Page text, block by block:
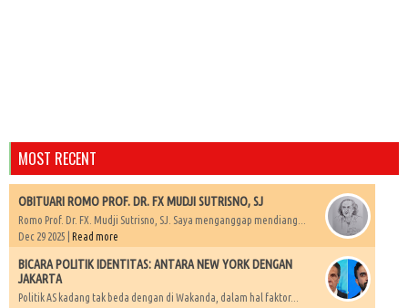
MOST RECENT
OBITUARI ROMO PROF. DR. FX MUDJI SUTRISNO, SJ
Romo Prof. Dr. FX. Mudji Sutrisno, SJ. Saya menganggap mendiang...
Dec 29 2025 | Read more
BICARA POLITIK IDENTITAS: ANTARA NEW YORK DENGAN
JAKARTA
Politik AS kadang tak beda dengan di Wakanda, dalam hal faktor...